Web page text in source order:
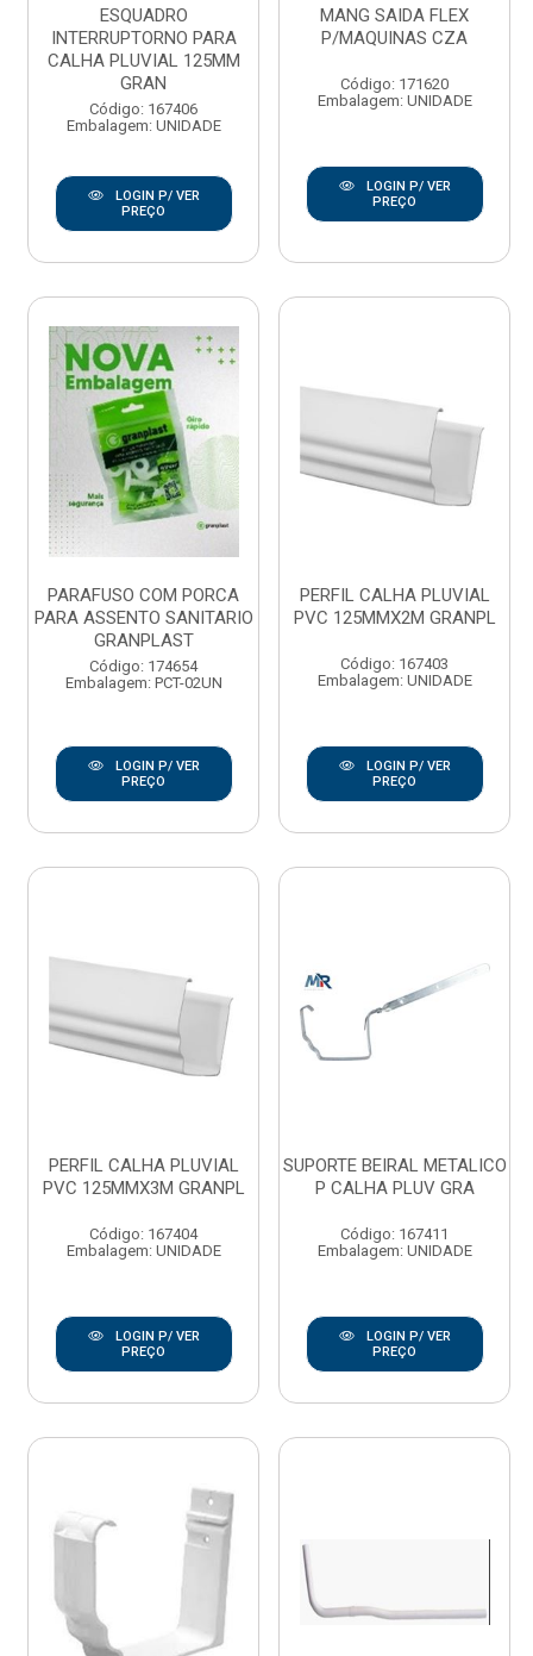
ESQUADRO
INTERRUPTORNO PARA
CALHA PLUVIAL 125MM
GRAN
Código: 167406
Embalagem: UNIDADE
LOGIN P/ VER
PREÇO
MANG SAIDA FLEX
P/MAQUINAS CZA
Código: 171620
Embalagem: UNIDADE
LOGIN P/ VER
PREÇO
PARAFUSO COM PORCA
PARA ASSENTO SANITARIO
GRANPLAST
Código: 174654
Embalagem: PCT-02UN
LOGIN P/ VER
PREÇO
PERFIL CALHA PLUVIAL
PVC 125MMX2M GRANPL
Código: 167403
Embalagem: UNIDADE
LOGIN P/ VER
PREÇO
PERFIL CALHA PLUVIAL
PVC 125MMX3M GRANPL
Código: 167404
Embalagem: UNIDADE
LOGIN P/ VER
PREÇO
SUPORTE BEIRAL METALICO
P CALHA PLUV GRA
Código: 167411
Embalagem: UNIDADE
LOGIN P/ VER
PREÇO